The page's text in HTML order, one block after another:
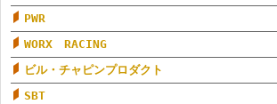
PWR
WORX RACING
ビル・チャピンプロダクト
SBT